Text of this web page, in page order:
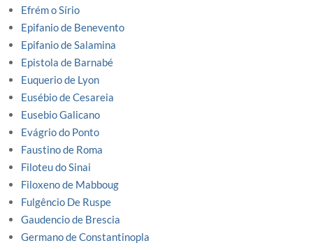
Efrém o Sírio
Epifanio de Benevento
Epifanio de Salamina
Epistola de Barnabé
Euquerio de Lyon
Eusébio de Cesareia
Eusebio Galicano
Evágrio do Ponto
Faustino de Roma
Filoteu do Sinai
Filoxeno de Mabboug
Fulgêncio De Ruspe
Gaudencio de Brescia
Germano de Constantinopla